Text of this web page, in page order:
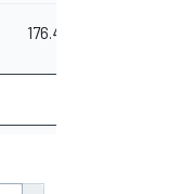
176.472